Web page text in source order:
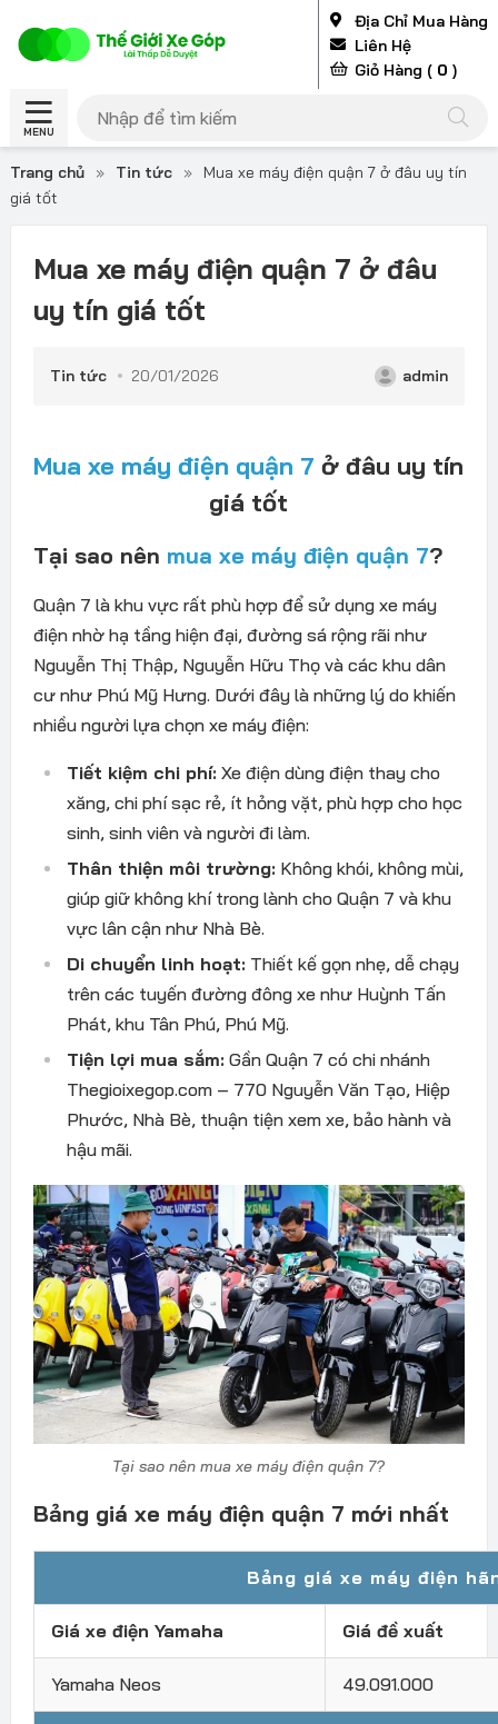
Địa Chỉ Mua Hàng
Liên Hệ
Giỏ Hàng ( 0 )
MENU
Trang chủ » Tin tức »
Mua xe máy điện quận 7 ở đâu uy tín
giá tốt
Mua xe máy điện quận 7 ở đâu
uy tín giá tốt
Tin tức 20/01/2026 admin
Mua xe máy điện quận 7 ở đâu uy tín
giá tốt
Tại sao nên mua xe máy điện quận 7?
Quận 7 là khu vực rất phù hợp để sử dụng xe máy
điện nhờ hạ tầng hiện đại, đường sá rộng rãi như
Nguyễn Thị Thập, Nguyễn Hữu Thọ và các khu dân
cư như Phú Mỹ Hưng. Dưới đây là những lý do khiến
nhiều người lựa chọn xe máy điện:
Tiết kiệm chi phí:Xe điện dùng điện thay cho
xăng, chi phí sạc rẻ, ít hỏng vặt, phù hợp cho học
sinh, sinh viên và người đi làm.
Thân thiện môi trường:Không khói, không mùi,
giúp giữ không khí trong lành cho Quận 7 và khu
vực lân cận như Nhà Bè.
Di chuyển linh hoạt:Thiết kế gọn nhẹ, dễ chạy
trên các tuyến đường đông xe như Huỳnh Tấn
Phát, khu Tân Phú, Phú Mỹ.
Tiện lợi mua sắm:Gần Quận 7 có chi nhánh
Thegioixegop.com – 770 Nguyễn Văn Tạo, Hiệp
Phước, Nhà Bè, thuận tiện xem xe, bảo hành và
hậu mãi.
Tại sao nên mua xe máy điện quận 7?
Bảng giá xe máy điện quận 7 mới nhất
Bảng giá xe máy điện
Giá xe điện Yamaha Giá đề xuất
Yamaha Neos 49.091.000